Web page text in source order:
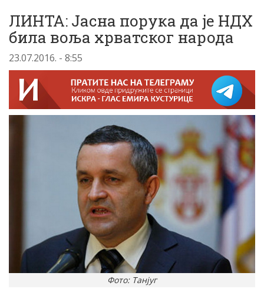
ЛИНТА: Jасна порука да jе НДХ
била воља хрватског народа
23.07.2016. - 8:55
Фото: Танјуг